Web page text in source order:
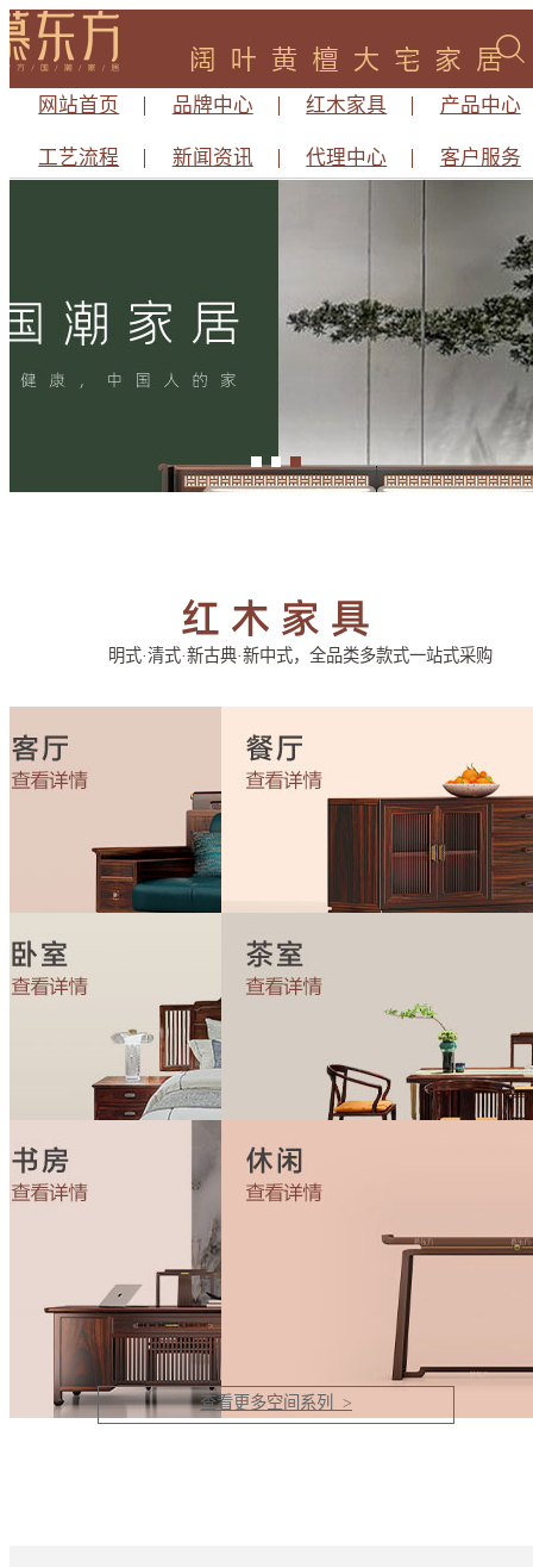
网站首页 品牌中心 红木家具 产品中心
工艺流程 新闻资讯 代理中心 客户服务
明式·清式·新古典·新中式，全品类多款式一站式采购
查看更多空间系列 >